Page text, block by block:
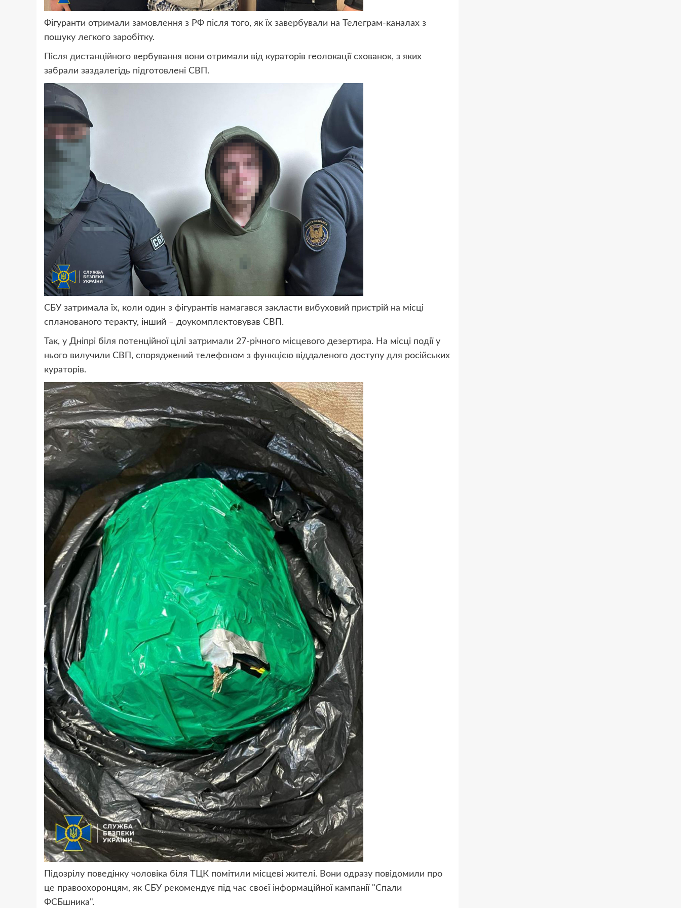
Фігуранти отримали замовлення з РФ після того, як їх завербували на Телеграм-каналах з
пошуку легкого заробітку.
Після дистанційного вербування вони отримали від кураторів геолокації схованок, з яких
забрали заздалегідь підготовлені СВП.
СБУ затримала їх, коли один з фігурантів намагався закласти вибуховий пристрій на місці
спланованого теракту, інший – доукомплектовував СВП.
Так, у Дніпрі біля потенційної цілі затримали 27-річного місцевого дезертира. На місці події у
нього вилучили СВП, споряджений телефоном з функцією віддаленого доступу для російських
кураторів.
Підозрілу поведінку чоловіка біля ТЦК помітили місцеві жителі. Вони одразу повідомили про
це правоохоронцям, як СБУ рекомендує під час своєї інформаційної кампанії "Спали
ФСБшника".